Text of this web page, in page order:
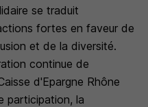
se traduit
fortes en faveur de
et de la diversité.
continue de
d'Epargne Rhône
participation, la